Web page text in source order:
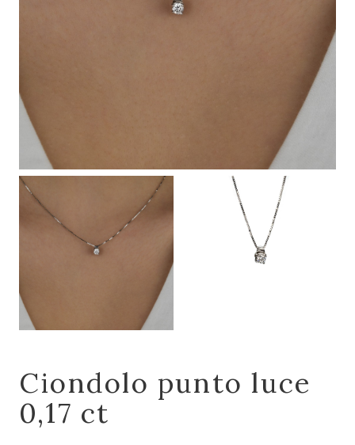
Ciondolo punto luce
0,17 ct